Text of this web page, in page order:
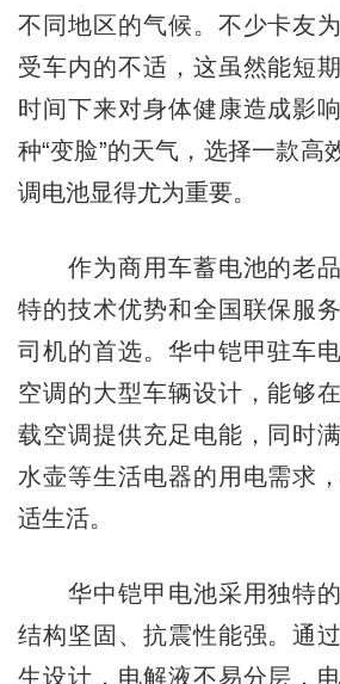
不同地区的气候。不少卡友
受车内的不适，这虽然能短
时间下来对身体健康造成影
种“变脸”的天气，选择一款高
调电池显得尤为重要。
作为商用车蓄电池的老品
特的技术优势和全国联保服
司机的首选。华中铠甲驻车
空调的大型车辆设计，能够
载空调提供充足电能，同时
水壶等生活电器的用电需求
适生活。
华中铠甲电池采用独特的
结构坚固、抗震性能强。通
生设计，电解液不易分层，